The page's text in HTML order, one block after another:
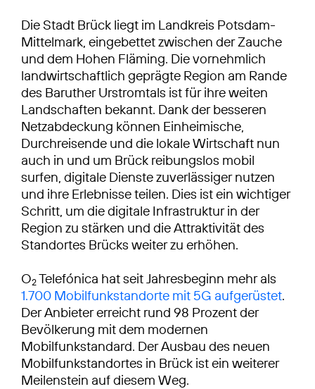
Die Stadt Brück liegt im Landkreis Potsdam-
Mittelmark, eingebettet zwischen der Zauche
und dem Hohen Fläming. Die vornehmlich
landwirtschaftlich geprägte Region am Rande
des Baruther Urstromtals ist für ihre weiten
Landschaften bekannt. Dank der besseren
Netzabdeckung können Einheimische,
Durchreisende und die lokale Wirtschaft nun
auch in und um Brück reibungslos mobil
surfen, digitale Dienste zuverlässiger nutzen
und ihre Erlebnisse teilen. Dies ist ein wichtiger
Schritt, um die digitale Infrastruktur in der
Region zu stärken und die Attraktivität des
Standortes Brücks weiter zu erhöhen.
O2Telefónica hat seit Jahresbeginn mehr als
1.700 Mobilfunkstandorte mit 5G aufgerüstet.
Der Anbieter erreicht rund 98 Prozent der
Bevölkerung mit dem modernen
Mobilfunkstandard. Der Ausbau des neuen
Mobilfunkstandortes in Brück ist ein weiterer
Meilenstein auf diesem Weg.